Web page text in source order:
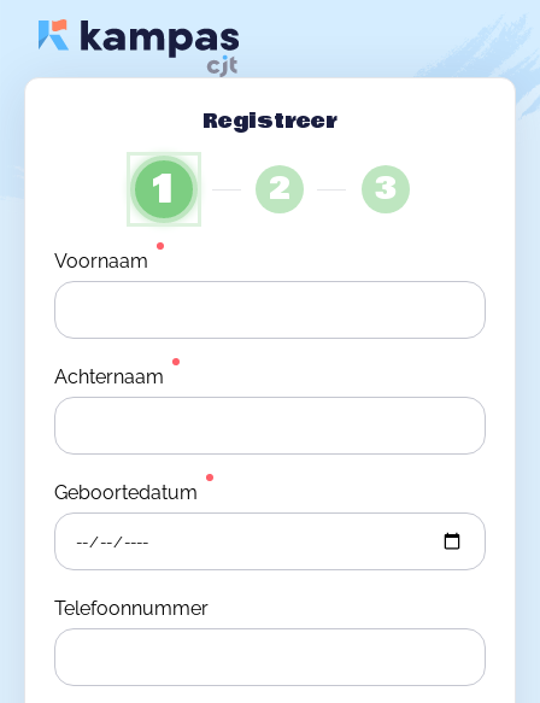
Registreer
1 2 3
Voornaam
Achternaam
Geboortedatum
Telefoonnummer